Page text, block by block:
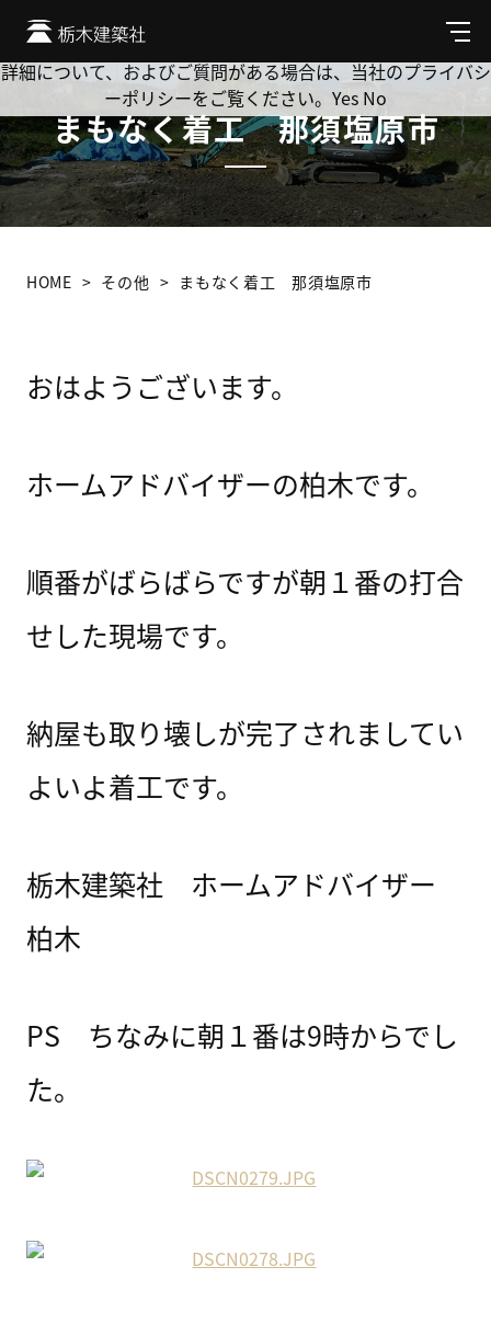
メ
ニ
ュ
まもなく着工 那須塩原市
HOME その他 まもなく着工 那須塩原市
おはようございます。
ホームアドバイザーの柏木です。
順番がばらばらですが朝１番の打合
せした現場です。
納屋も取り壊しが完了されましてい
よいよ着工です。
栃木建築社 ホームアドバイザー
柏木
PS ちなみに朝１番は9時からでし
た。
Cookie を使用して、お客様の活動を追跡してもよろしいです
か? 当社ではお客様のプライバシーを極めて重視しています。
詳細について、およびご質問がある場合は、当社のプライバシ
ーポリシーをご覧ください。 Yes No